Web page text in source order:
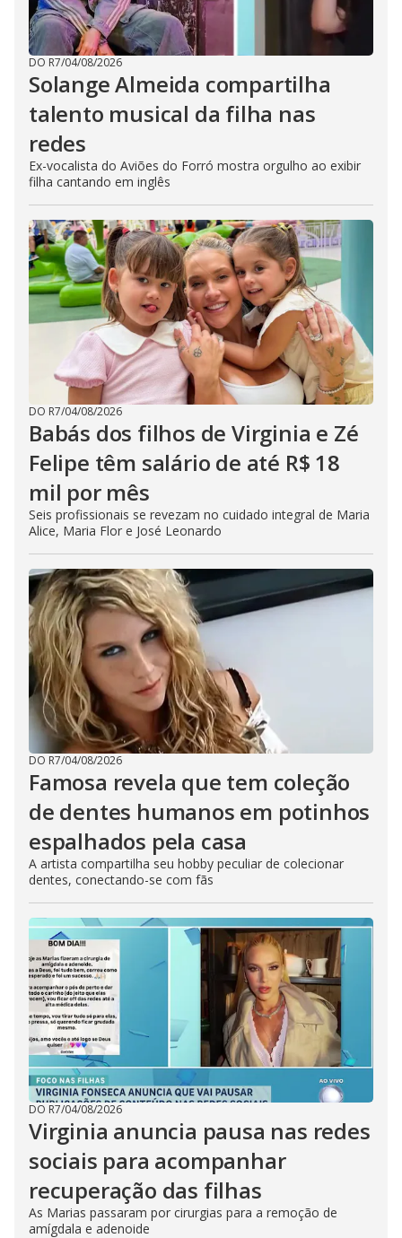
DO R7/04/08/2026
Solange Almeida compartilha
talento musical da filha nas
redes
Ex-vocalista do Aviões do Forró mostra orgulho ao exibir
filha cantando em inglês
DO R7/04/08/2026
Babás dos filhos de Virginia e Zé
Felipe têm salário de até R$ 18
mil por mês
Seis profissionais se revezam no cuidado integral de Maria
Alice, Maria Flor e José Leonardo
DO R7/04/08/2026
Famosa revela que tem coleção
de dentes humanos em potinhos
espalhados pela casa
A artista compartilha seu hobby peculiar de colecionar
dentes, conectando-se com fãs
DO R7/04/08/2026
Virginia anuncia pausa nas redes
sociais para acompanhar
recuperação das filhas
As Marias passaram por cirurgias para a remoção de
amígdala e adenoide